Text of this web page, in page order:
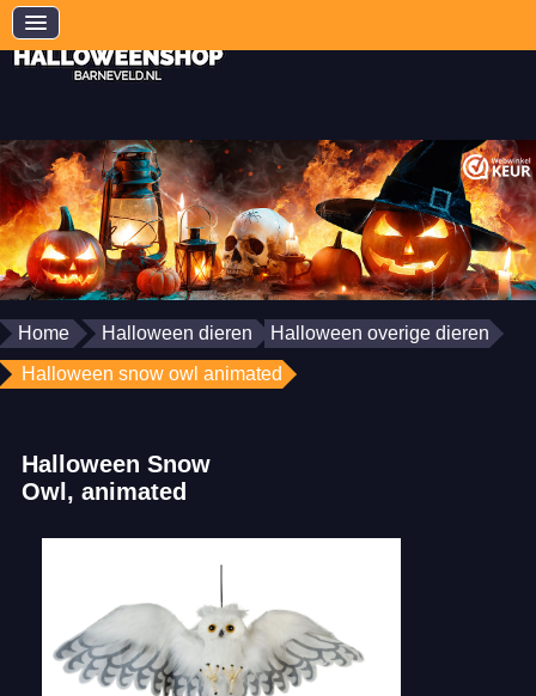
Home Halloween dieren
Halloween overige dieren
Halloween snow owl animated
Halloween Snow
Owl, animated